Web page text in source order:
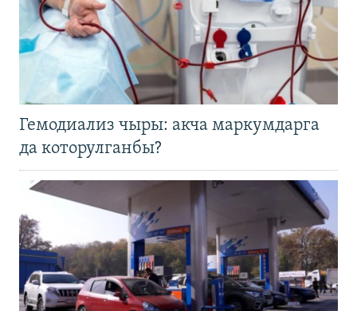
Гемодиализ чыры: акча маркумдарга
да которулганбы?